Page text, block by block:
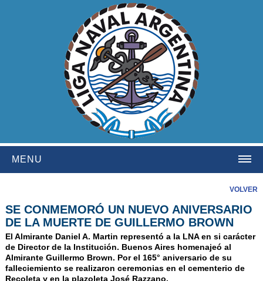
MENU
INSTITUCIONAL
NOSOTROS
HISTORIA
AUTORIDADES
VOLVER
SE CONMEMORÓ UN NUEVO ANIVERSARIO
DE LA MUERTE DE GUILLERMO BROWN
El Almirante Daniel A. Martin representó a la LNA en si carácter
de Director de la Institución. Buenos Aires homenajeó al
Almirante Guillermo Brown. Por el 165° aniversario de su
falleciemiento se realizaron ceremonias en el cementerio de
Recoleta y en la plazoleta José Razzano.